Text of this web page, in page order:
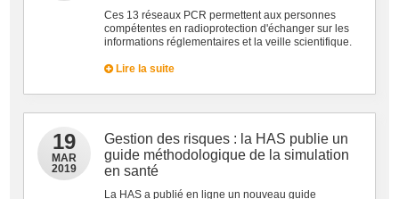
Ces 13 réseaux PCR permettent aux personnes
compétentes en radioprotection d'échanger sur les
informations réglementaires et la veille scientifique.
Lire la suite
19
MAR
2019
Gestion des risques : la HAS publie un
guide méthodologique de la simulation
en santé
La HAS a publié en ligne un nouveau guide